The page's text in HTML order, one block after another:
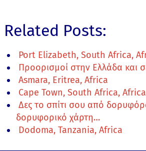
Related Posts:
Port Elizabeth, South Africa,
Προορισμοί στην Ελλάδα και
Asmara, Eritrea, Africa
Cape Town, South Africa, Africa
Δες το σπίτι σου από
δορυφορικό χάρτη…
Dodoma, Tanzania, Africa